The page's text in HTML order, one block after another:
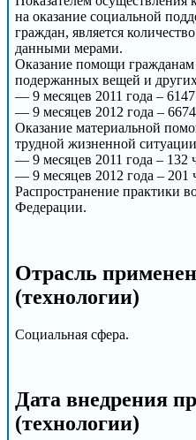
на оказание социальной
граждан, является
данными мерами.
Оказание помощи гражданам
подержанных вещей и
— 9 месяцев 2011 года –
— 9 месяцев 2012 года –
Оказание материальной
трудной жизненной
— 9 месяцев 2011 года – 132
— 9 месяцев 2012 года – 201
Распространение практики
Федерации.
Отрасль
(технологии)
Социальная сфера.
Дата внедрения
(технологии)